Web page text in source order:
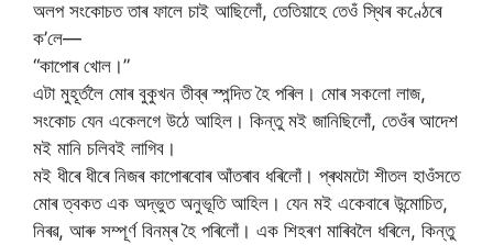
অলপ সংকোচত তাৰ ফালে চাই আছিলোঁ, তেতিয়াহে তেওঁ স্থিৰ কণ্ঠেৰে
ক’লে—
“কাপোৰ খোল।”
এটা মুহূৰ্তলৈ মোৰ বুকুখন তীব্ৰ স্পন্দিত হৈ পৰিল। মোৰ সকলো লাজ,
সংকোচ যেন একেলগে উঠে আহিল। কিন্তু মই জানিছিলোঁ, তেওঁৰ আদেশ
মই মানি চলিবই লাগিব।
মই ধীৰে ধীৰে নিজৰ কাপোৰবোৰ আঁতৰাব ধৰিলোঁ। প্ৰথমটো শীতল হাওঁসতে
মোৰ ত্বকত এক অদ্ভুত অনুভূতি আহিল। যেন মই একেবাৰে উন্মোচিত,
নিৰৱ, আৰু সম্পূৰ্ণ বিনম্ৰ হৈ পৰিলোঁ। এক শিহৰণ মাৰিবলৈ ধৰিলে, কিন্তু